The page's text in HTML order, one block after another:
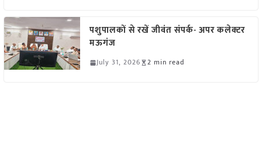
पशुपालकों से रखें जीवंत संपर्क- अपर कलेक्टर
मऊगंज
July 31, 2026 2 min read